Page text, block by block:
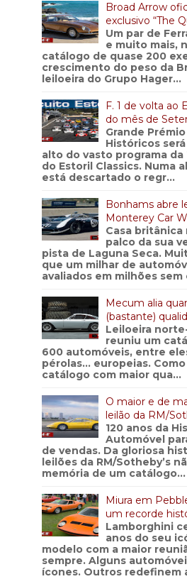
Broad Arrow
exclusivo “The
Um par de
e muito mais,
catálogo de quase 200
crescimento do peso da
leiloeira do Grupo Hager...
F. 1 de volta ao
do mês de
Grande
Históricos
alto do vasto programa da
do Estoril Classics. Numa
está descartado o regr...
Bonhams abre
Monterey Car
Casa britânica
palco da sua
pista de Laguna Seca.
que um milhar de
avaliados em milhões sem
Mecum alia
(bastante)
Leiloeira
reuniu um
600 automóveis, entre
pérolas… europeias.
catálogo com maior qua...
O maior e de
leilão da RM/
120 anos da
Automóvel
de vendas. Da gloriosa
leilões da RM/Sotheby’s
memória de um catálogo...
Miura em
um recorde
Lamborghini
anos do seu
modelo com a maior
sempre. Alguns
ícones. Outros redefinem